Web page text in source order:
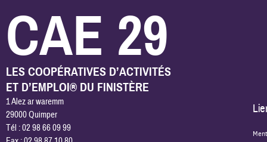
CAE 29
LES COOPÉRATIVES D’ACTIVITÉS
ET D’EMPLOI® DU FINISTÈRE
1 Alez ar waremm
29000 Quimper
Tél : 02 98 66 09 99